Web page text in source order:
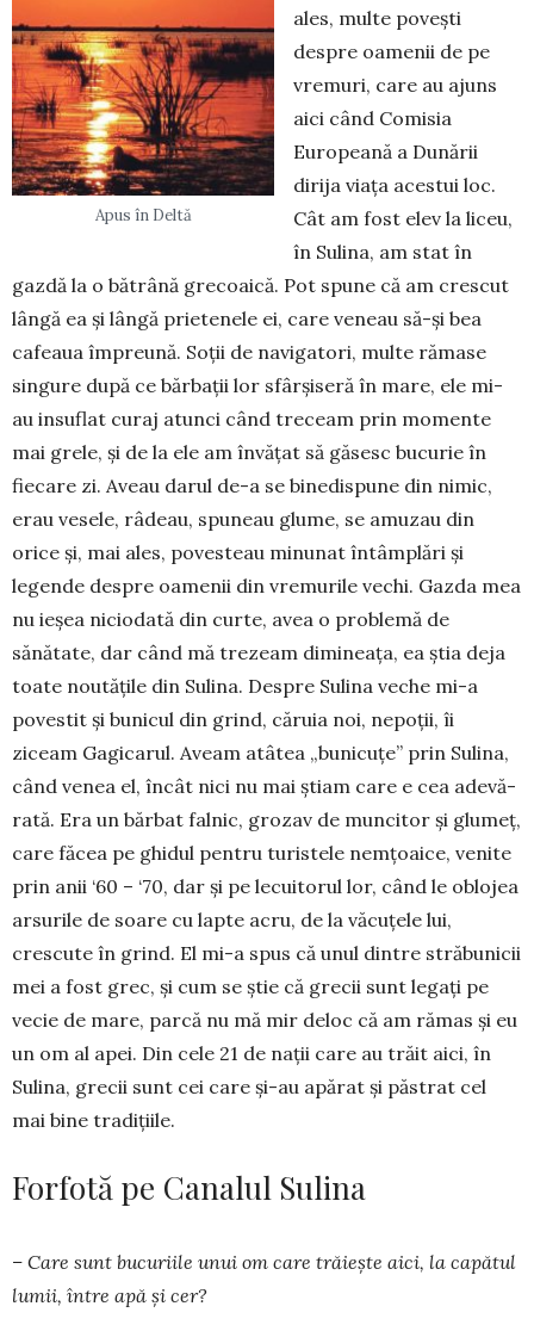
Apus în Deltă
ales, mul­te povești
despre oamenii de pe
vremuri, care au ajuns
aici când Comisia
Europeană a Dunării
dirija viața acestui loc.
Cât am fost elev la liceu,
în Sulina, am stat în
gazdă la o bătrână gre­coai­că. Pot spune că am crescut
lângă ea și lângă prietenele ei, care veneau să-și bea
cafeaua împreună. Soții de navigatori, multe rămase
sin­gure după ce bărbații lor sfâr­șiseră în mare, ele mi-
au insuflat curaj atunci când treceam prin momente
mai grele, și de la ele am învățat să găsesc bucurie în
fiecare zi. Aveau darul de-a se binedispune din nimic,
erau vesele, râdeau, spu­neau glume, se amuzau din
orice și, mai ales, povesteau minunat în­tâm­plări și
legende despre oa­menii din vremurile vechi. Gazda mea
nu ieșea niciodată din curte, avea o problemă de
sănătate, dar când mă tre­zeam dimineața, ea știa deja
toate noutățile din Sulina. Despre Su­lina veche mi-a
povestit și bu­nicul din grind, căruia noi, nepoții, îi
ziceam Gagi­carul. Aveam atâtea „bunicuțe” prin Sulina,
când ve­nea el, încât nici nu mai știam care e cea ade­vă­
rată. Era un bărbat falnic, grozav de muncitor și glu­meț,
care făcea pe ghidul pentru turistele nem­țoai­ce, venite
prin anii ‘60 – ‘70, dar și pe lecuitorul lor, când le oblojea
arsurile de soare cu lapte acru, de la văcuțele lui,
crescute în grind. El mi-a spus că unul dintre stră­bu­nicii
mei a fost grec, și cum se știe că grecii sunt legați pe
vecie de mare, parcă nu mă mir deloc că am rămas și eu
un om al apei. Din cele 21 de nații care au trăit aici, în
Sulina, grecii sunt cei care și-au apărat și păstrat cel
mai bine tradițiile.
Forfotă pe Canalul Sulina
– Care sunt bucu­riile unui om care trăiește aici, la capătul
lumii, în­tre apă și cer?